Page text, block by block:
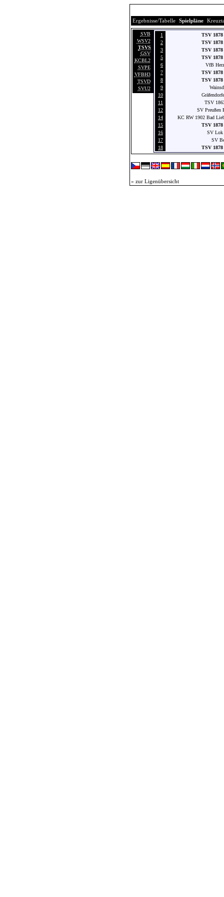
Ergebnisse/Tabelle Spielpläne
SVB
WSV2
TSVS
GSV
KCBL2
SVPE
VFBH3
TSVD
SVU2
1
TSV
2
TSV
3
TSV
5
TSV
6
VfB
7
TSV
8
TSV
9
10
11
TSV
12
SV Preußen
14
KC RW 1902 Bad
15
TSV
16
SV Lok
17
SV
18
TSV
« zur Ligenübersicht